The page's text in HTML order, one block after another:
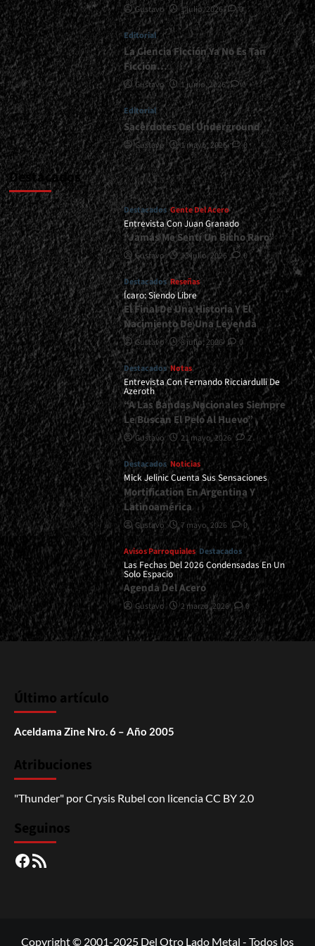
Estrena
Nuevo
Tema<span>
|
</span>
</small>
<div>Herbie
Langhans
Lanza
“Little
Lights”</div>
Gustavo 1 julio, 2026 0
Editorial
La Ciencia Ficción Ya No Es Tan
Ficción…
Gustavo 1 junio, 2026 0
Editorial
Sacerdotes Del Underground
Gustavo 1 mayo, 2026 0
Destacados
Destacados Gente Del Acero
Entrevista Con Juan Granado
“Jamás Me Sentí Un Bicho Raro”
Gustavo 13 julio, 2026 0
Destacados Reseñas
Ícaro: Siendo Libre
El Final De Una Historia Y El
Nacimiento De Una Leyenda
Gustavo 8 julio, 2026 0
Destacados Notas
Entrevista Con Fernando Ricciardulli De
Azeroth
“A Las Bandas Nacionales Siempre
Le Buscan El Pelo Al Huevo”
Gustavo 21 mayo, 2026 2
Destacados Noticias
Mick Jelinic Cuenta Sus Sensaciones
Mortification En Argentina Y
Latinoamérica
Gustavo 7 mayo, 2026 0
Avisos Parroquiales Destacados
Las Fechas Del 2026 Condensadas En Un
Solo Espacio
Agenda Del Acero
Gustavo 2 marzo, 2026 0
Último artículo
Aceldama Zine Nro. 6 – Año 2005
Atribuciones
"Thunder" porCrysis Rubel con licenciaCC BY 2.0
Seguinos
Facebook
RSS
Copyright © 2001-2025 Del Otro Lado Metal - Todos los